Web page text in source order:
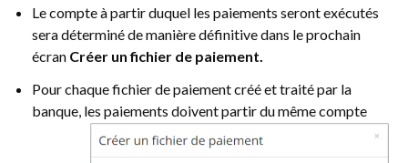
Le compte à partir duquel les paiements seront exécutés
sera déterminé de manière définitive dans le prochain
écran Créer un fichier de paiement.
Pour chaque fichier de paiement créé et traité par la
banque, les paiements doivent partir du même compte